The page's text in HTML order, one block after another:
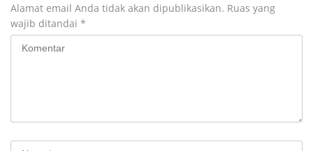
Alamat email Anda tidak akan dipublikasikan. Ruas yang
wajib ditandai *